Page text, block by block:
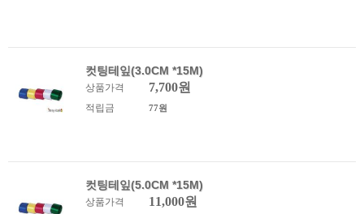
컷팅테잎(3.0CM *15M)
상품가격 7,700원
적립금 77원
컷팅테잎(5.0CM *15M)
상품가격 11,000원